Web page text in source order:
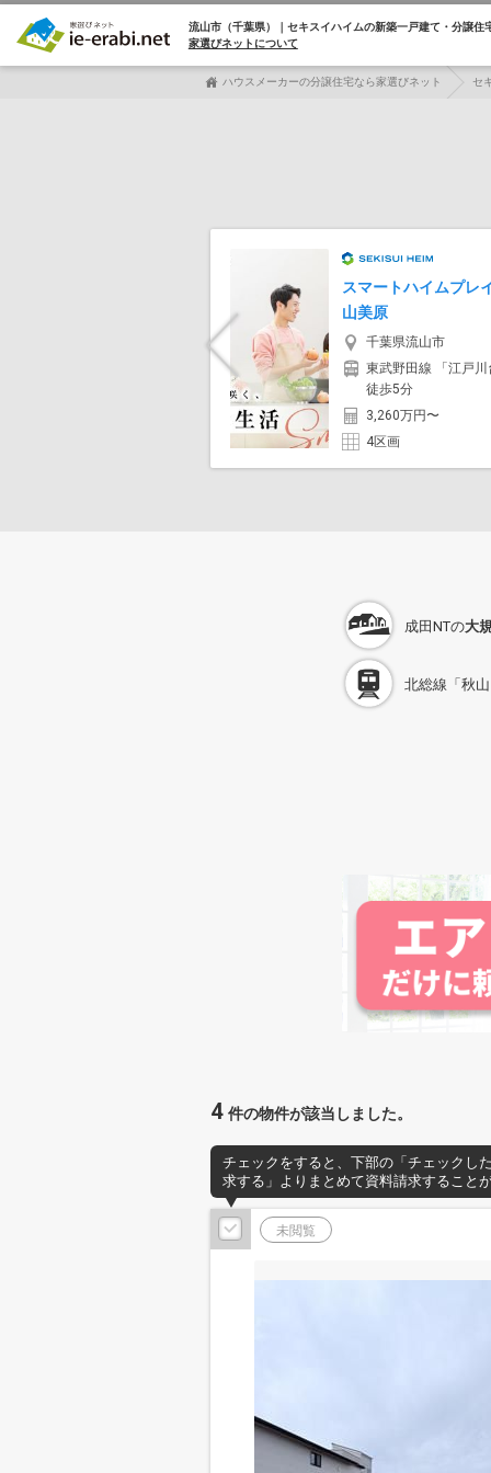
流山市（千葉県）｜セキスイハイムの新築一戸建て・分譲住
家選びネットについて
ハウスメーカーの分譲住宅なら家選びネット セ
Previous
スマートハイムプレ
山美原
千葉県流山市
東武野田線 「江戸
徒歩5分
3,260万円〜
4区画
成田NTの大
北総線「秋
4 件の物件が該当しました。
チェックをすると、下部の「チェックし
求する」よりまとめて資料請求すること
未閲覧